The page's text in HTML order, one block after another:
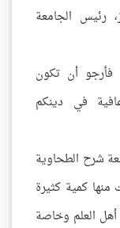
رئيس الجامعة
فأرجو أن تكون
في دينكم
شرح الطحاوية
كمية كثيرة
العلم وخاصة